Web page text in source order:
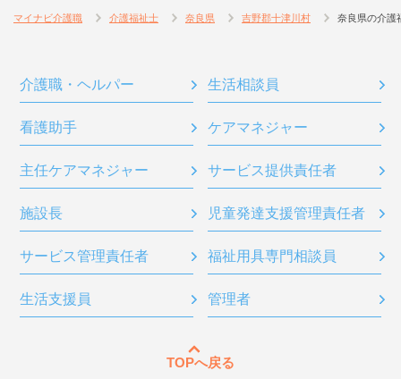
マイナビ介護職 介護福祉士 奈良県 吉野郡十津川村 奈良県の介護
介護職・ヘルパー 生活相談員
看護助手 ケアマネジャー
主任ケアマネジャー サービス提供責任者
施設長 児童発達支援管理責任者
サービス管理責任者 福祉用具専門相談員
生活支援員 管理者
TOPへ戻る